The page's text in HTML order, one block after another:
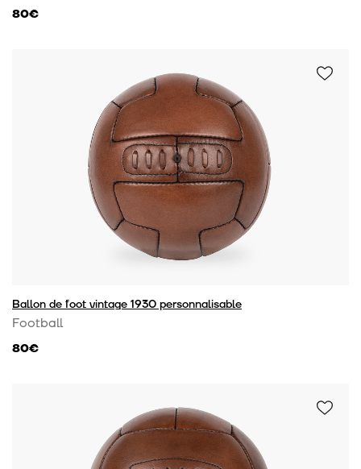
80€
Ballon de foot vintage 1930 personnalisable
Football
80€